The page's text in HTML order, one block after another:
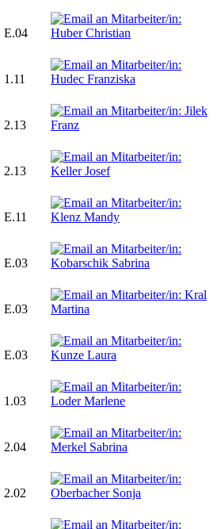
E.04
1.11
2.13
2.13
E.11
E.03
E.03
E.03
1.03
2.04
2.02